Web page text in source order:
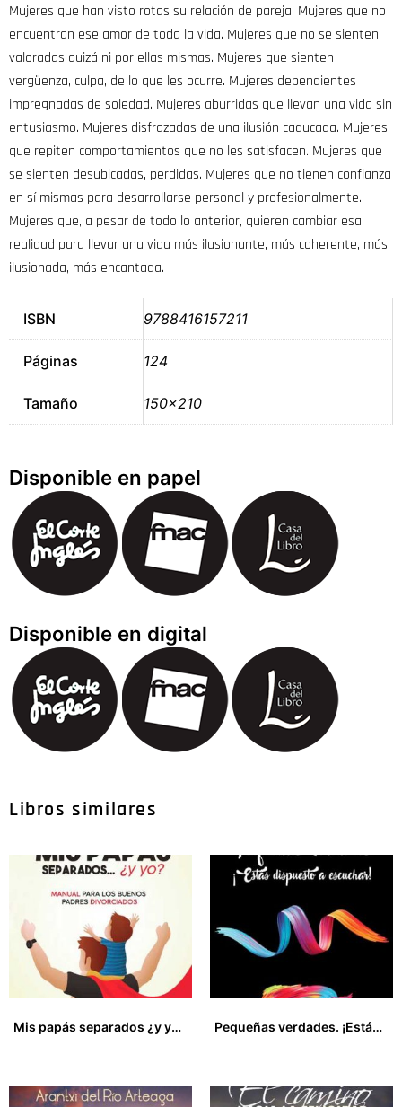
Mujeres que han visto rotas su relación de pareja. Mujeres que no
encuentran ese amor de toda la vida. Mujeres que no se sienten
valoradas quizá ni por ellas mismas. Mujeres que sienten
vergüenza, culpa, de lo que les ocurre. Mujeres dependientes
impregnadas de soledad. Mujeres aburridas que llevan una vida sin
entusiasmo. Mujeres disfrazadas de una ilusión caducada. Mujeres
que repiten comportamientos que no les satisfacen. Mujeres que
se sienten desubicadas, perdidas. Mujeres que no tienen confianza
en sí mismas para desarrollarse personal y profesionalmente.
Mujeres que, a pesar de todo lo anterior, quieren cambiar esa
realidad para llevar una vida más ilusionante, más coherente, más
ilusionada, más encantada.
ISBN 9788416157211
Páginas 124
Tamaño 150×210
Disponible en papel
Disponible en digital
Libros similares
Mis papás separados ¿y yo? Manual para los buenos padres divorciados
Pequeñas verdades. ¡Estás dispuesto a escuchar!